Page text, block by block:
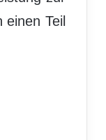
einen Teil